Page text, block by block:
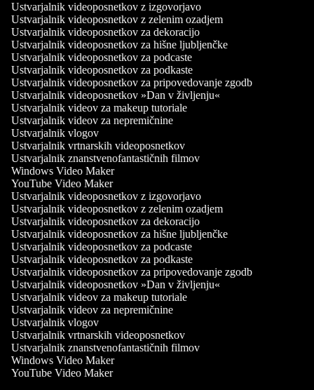
Ustvarjalnik videoposnetkov z izgovorjavo
Ustvarjalnik videoposnetkov z zelenim ozadjem
Ustvarjalnik videoposnetkov za dekoracijo
Ustvarjalnik videoposnetkov za hišne ljubljenčke
Ustvarjalnik videoposnetkov za podcaste
Ustvarjalnik videoposnetkov za podkaste
Ustvarjalnik videoposnetkov za pripovedovanje zgodb
Ustvarjalnik videoposnetkov »Dan v življenju«
Ustvarjalnik videov za makeup tutoriale
Ustvarjalnik videov za nepremičnine
Ustvarjalnik vlogov
Ustvarjalnik vrtnarskih videoposnetkov
Ustvarjalnik znanstvenofantastičnih filmov
Windows Video Maker
YouTube Video Maker
Ustvarjalnik videoposnetkov z izgovorjavo
Ustvarjalnik videoposnetkov z zelenim ozadjem
Ustvarjalnik videoposnetkov za dekoracijo
Ustvarjalnik videoposnetkov za hišne ljubljenčke
Ustvarjalnik videoposnetkov za podcaste
Ustvarjalnik videoposnetkov za podkaste
Ustvarjalnik videoposnetkov za pripovedovanje zgodb
Ustvarjalnik videoposnetkov »Dan v življenju«
Ustvarjalnik videov za makeup tutoriale
Ustvarjalnik videov za nepremičnine
Ustvarjalnik vlogov
Ustvarjalnik vrtnarskih videoposnetkov
Ustvarjalnik znanstvenofantastičnih filmov
Windows Video Maker
YouTube Video Maker